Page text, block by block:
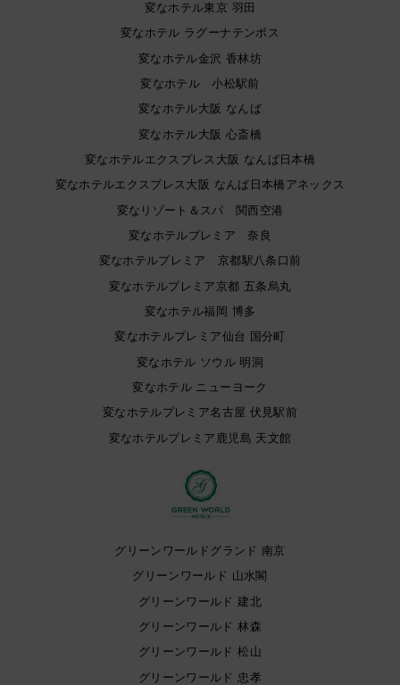
変なホテル東京 羽田
変なホテル ラグーナテンボス
変なホテル金沢 香林坊
変なホテル 小松駅前
変なホテル大阪 なんば
変なホテル大阪 心斎橋
変なホテルエクスプレス大阪 なんば日本橋
変なホテルエクスプレス大阪 なんば日本橋アネックス
変なリゾート＆スパ 関西空港
変なホテルプレミア 奈良
変なホテルプレミア 京都駅八条口前
変なホテルプレミア京都 五条烏丸
変なホテル福岡 博多
変なホテルプレミア仙台 国分町
変なホテル ソウル 明洞
変なホテル ニューヨーク
変なホテルプレミア名古屋 伏見駅前
変なホテルプレミア鹿児島 天文館
グリーンワールドグランド 南京
グリーンワールド 山水閣
グリーンワールド 建北
グリーンワールド 林森
グリーンワールド 松山
グリーンワールド 忠孝